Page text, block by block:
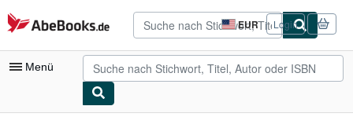
Zum Hauptinhalt
AbeBooks.de EUR
Seite
der
Einkaufseinstellungen.
Login
Menü